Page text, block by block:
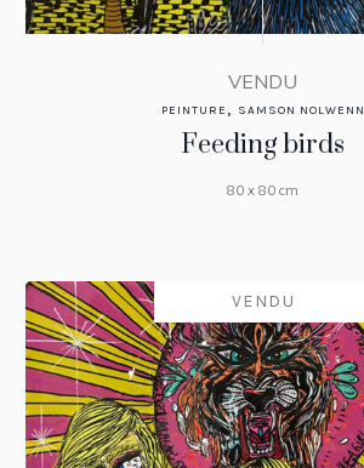
VENDU
PEINTURE , SAMSON NOLWENN
Feeding birds
80 x 80 cm
VENDU